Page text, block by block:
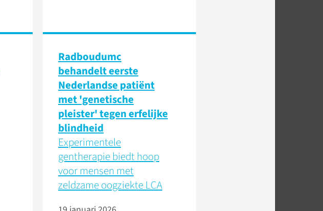
Radboudumc
behandelt eerste
Nederlandse patiënt
met 'genetische
pleister' tegen erfelijke
blindheid
Experimentele
gentherapie biedt hoop
voor mensen met
zeldzame oogziekte LCA